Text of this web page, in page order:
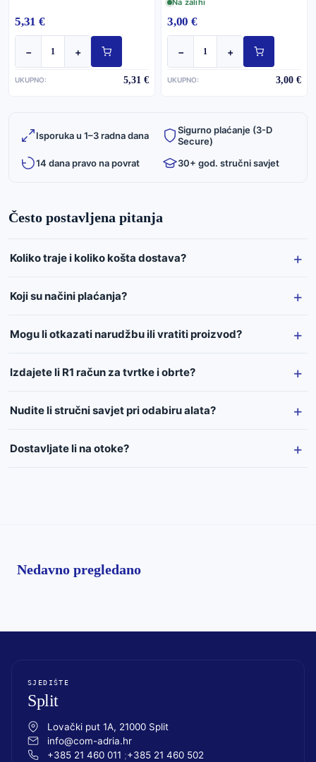
5,31 €
− +
UKUPNO: 5,31 €
Na zalihi
3,00 €
− +
UKUPNO: 3,00 €
Isporuka u 1–3 radna dana
Sigurno plaćanje (3-D
Secure)
14 dana pravo na povrat
30+ god. stručni savjet
Često postavljena pitanja
Koliko traje i koliko košta dostava?
Koji su načini plaćanja?
Mogu li otkazati narudžbu ili vratiti proizvod?
Izdajete li R1 račun za tvrtke i obrte?
Nudite li stručni savjet pri odabiru alata?
Dostavljate li na otoke?
Nedavno pregledano
SJEDIŠTE
Split
Lovački put 1A, 21000 Split
info@com-adria.hr
+385 21 460 011
+385 21 460 502